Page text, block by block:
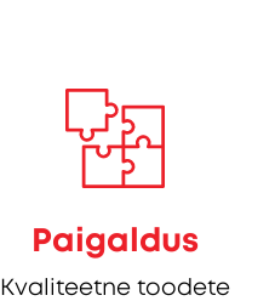
Paigaldus
Kvaliteetne toodete